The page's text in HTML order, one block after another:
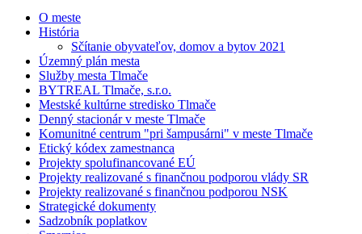
O meste
História
Sčítanie obyvateľov, domov a bytov 2021
Územný plán mesta
Služby mesta Tlmače
BYTREAL Tlmače, s.r.o.
Mestské kultúrne stredisko Tlmače
Denný stacionár v meste Tlmače
Komunitné centrum "pri šampusárni" v meste Tlmače
Etický kódex zamestnanca
Projekty spolufinancované EÚ
Projekty realizované s finančnou podporou vlády SR
Projekty realizované s finančnou podporou NSK
Strategické dokumenty
Sadzobník poplatkov